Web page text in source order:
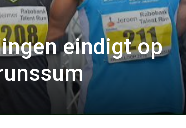
eindigt op